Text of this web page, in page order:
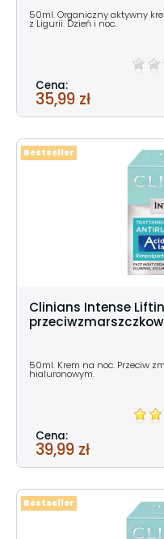
50ml. Organiczny aktywny
z Ligurii. Dzień i noc.
Cena:
35,99 zł
Clinians Intense
50ml. Krem na noc. Przeciw
hialuronowym.
Cena:
39,99 zł
Bestseller
Bestseller